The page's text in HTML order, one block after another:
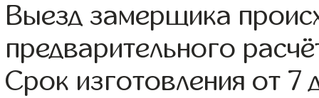
Выезд замерщика
предварительного
Срок изготовления от 7